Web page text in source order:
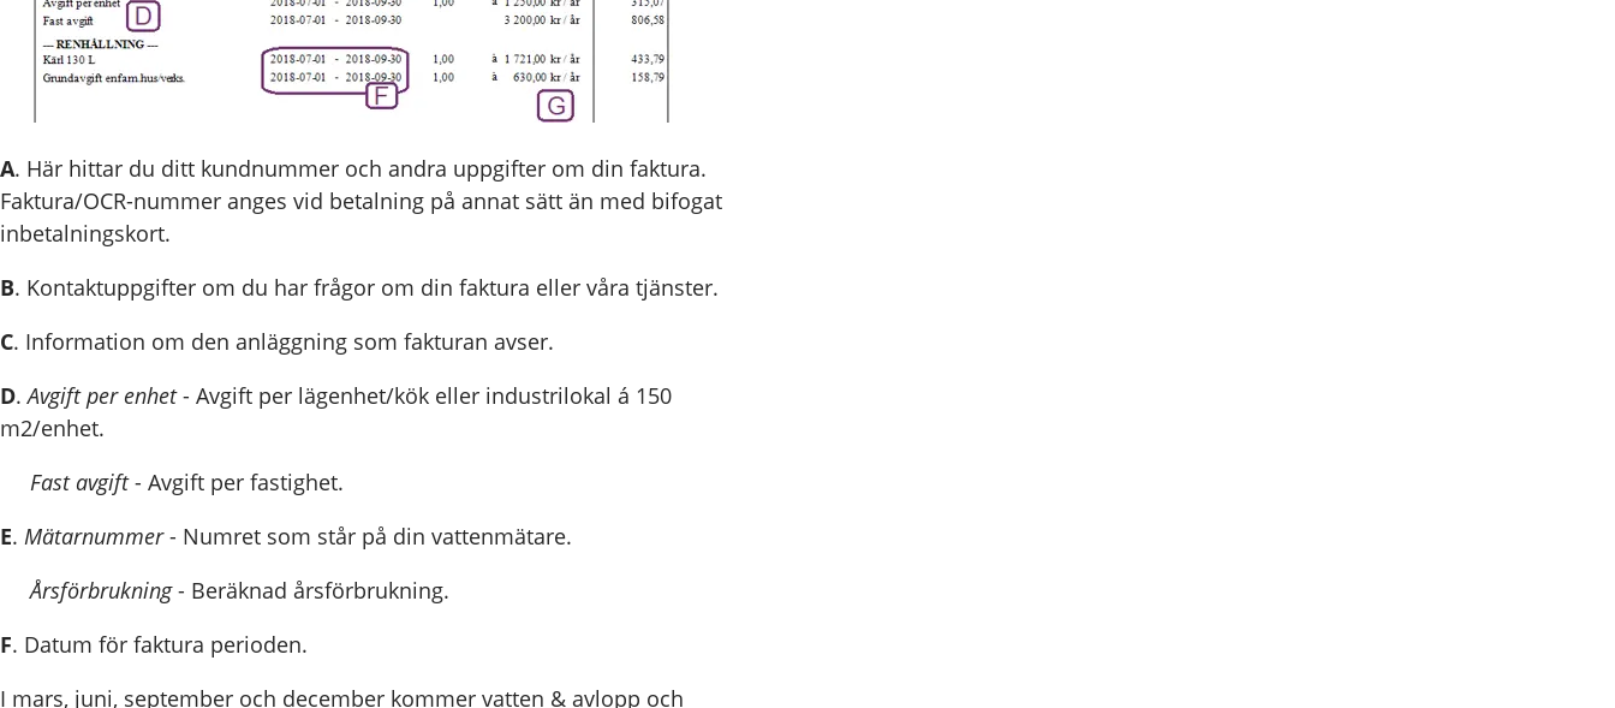
A. Här hittar du ditt kundnummer och andra uppgifter om din faktura.
Faktura/OCR-nummer anges vid betalning på annat sätt än med bifogat
inbetalningskort.
B. Kontaktuppgifter om du har frågor om din faktura eller våra tjänster.
C. Information om den anläggning som fakturan avser.
D.Avgift per enhet- Avgift per lägenhet/kök eller industrilokal á 150
m2/enhet.
Fast avgift- Avgift per fastighet.
E. Mätarnummer- Numret som står på din vattenmätare.
Årsförbrukning- Beräknad årsförbrukning.
F. Datum för faktura perioden.
I mars, juni, september och december kommer vatten & avlopp och